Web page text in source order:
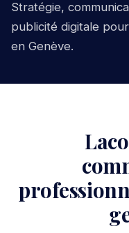
Stratégie,
publicité digitale
en Genève.